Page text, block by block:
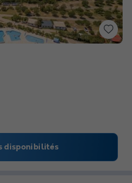
disponibilités